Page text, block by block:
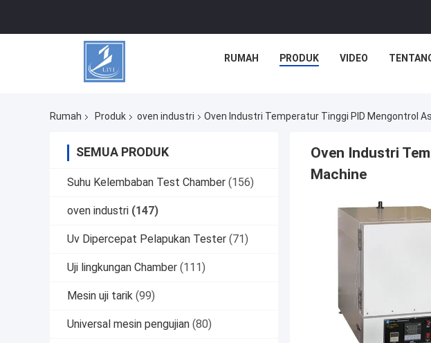
RUMAH PRODUK VIDEO
Rumah Produk oven industri Oven Industri Temperatur Tinggi PID Mengontrol
SEMUA PRODUK
Suhu Kelembaban Test Chamber (156)
oven industri (147)
Uv Dipercepat Pelapukan Tester (71)
Uji lingkungan Chamber (111)
Mesin uji tarik (99)
Universal mesin pengujian (80)
Oven Industri
Machine